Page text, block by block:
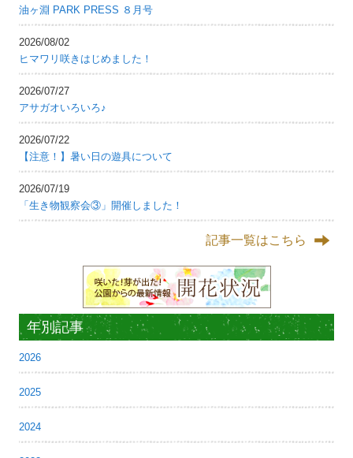
油ヶ淵 PARK PRESS ８月号
2026/08/02
ヒマワリ咲きはじめました！
2026/07/27
アサガオいろいろ♪
2026/07/22
【注意！】暑い日の遊具について
2026/07/19
「生き物観察会③」開催しました！
記事一覧はこちら
年別記事
2026
2025
2024